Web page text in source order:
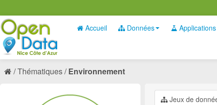
Accueil Données Applications
Thématiques Environnement
Jeux de